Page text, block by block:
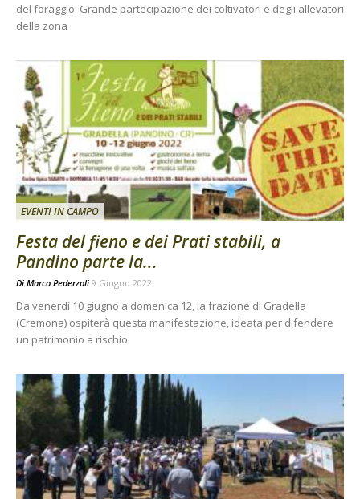
del foraggio. Grande partecipazione dei coltivatori e degli allevatori
della zona
EVENTI IN CAMPO
Festa del fieno e dei Prati stabili, a
Pandino parte la...
Di Marco Pederzoli 9 Giugno 2022
Da venerdì 10 giugno a domenica 12, la frazione di Gradella
(Cremona) ospiterà questa manifestazione, ideata per difendere
un patrimonio a rischio